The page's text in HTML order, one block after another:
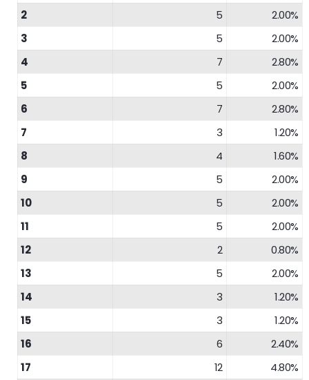
2
5
2.00%
3
5
2.00%
4
7
2.80%
5
5
2.00%
6
7
2.80%
7
3
1.20%
8
4
1.60%
9
5
2.00%
10
5
2.00%
11
5
2.00%
12
2
0.80%
13
5
2.00%
14
3
1.20%
15
3
1.20%
16
6
2.40%
17
12
4.80%